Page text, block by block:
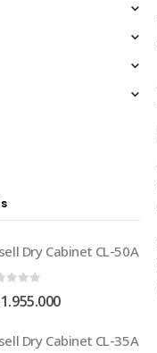
Dry Cabinet CL-50A
1.955.000
Dry Cabinet CL-35A